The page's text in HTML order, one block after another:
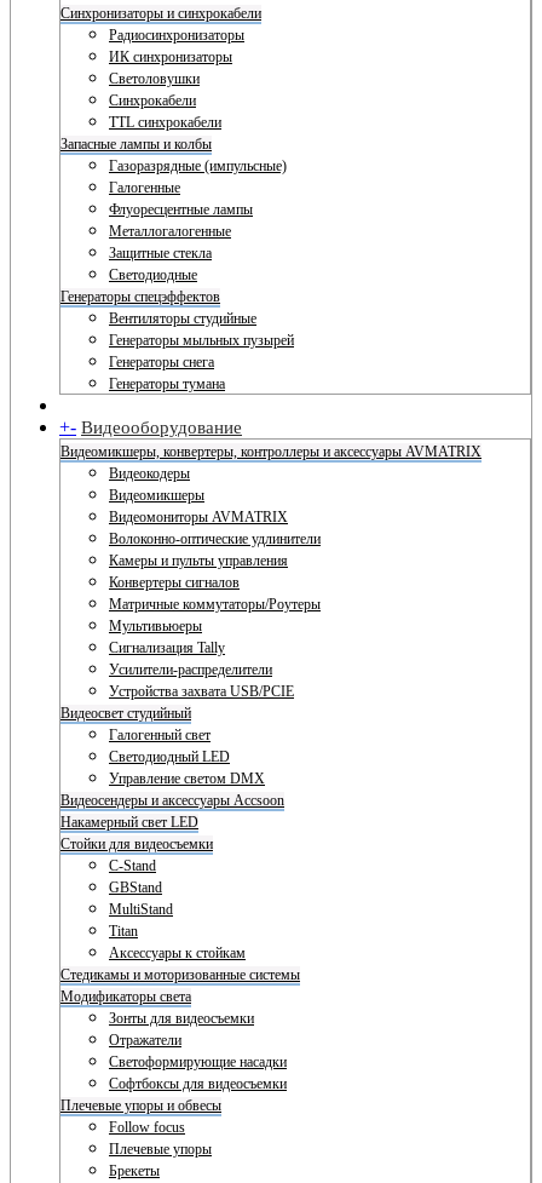
Синхронизаторы и синхрокабели
Радиосинхронизаторы
ИК синхронизаторы
Светоловушки
Синхрокабели
TTL синхрокабели
Запасные лампы и колбы
Газоразрядные (импульсные)
Галогенные
Флуоресцентные лампы
Металлогалогенные
Защитные стекла
Светодиодные
Генераторы спецэффектов
Вентиляторы студийные
Генераторы мыльных пузырей
Генераторы снега
Генераторы тумана
+- Видеооборудование
Видеомикшеры, конвертеры, контроллеры и аксессуары AVMATRIX
Видеокодеры
Видеомикшеры
Видеомониторы AVMATRIX
Волоконно-оптические удлинители
Камеры и пульты управления
Конвертеры сигналов
Матричные коммутаторы/Роутеры
Мультивьюеры
Сигнализация Tally
Усилители-распределители
Устройства захвата USB/PCIE
Видеосвет студийный
Галогенный свет
Светодиодный LED
Управление светом DMX
Видеосендеры и аксессуары Accsoon
Накамерный свет LED
Стойки для видеосъемки
C-Stand
GBStand
MultiStand
Titan
Аксессуары к стойкам
Стедикамы и моторизованные системы
Модификаторы света
Зонты для видеосъемки
Отражатели
Светоформирующие насадки
Софтбоксы для видеосъемки
Плечевые упоры и обвесы
Follow focus
Плечевые упоры
Брекеты